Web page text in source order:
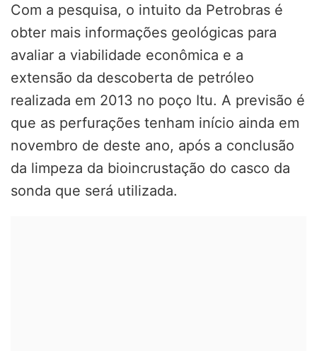
Com a pesquisa, o intuito da Petrobras é
obter mais informações geológicas para
avaliar a viabilidade econômica e a
extensão da descoberta de petróleo
realizada em 2013 no poço Itu. A previsão é
que as perfurações tenham início ainda em
novembro de deste ano, após a conclusão
da limpeza da bioincrustação do casco da
sonda que será utilizada.